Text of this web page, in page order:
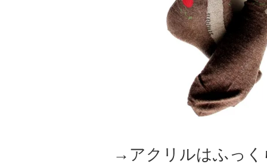
→アクリルはふっく